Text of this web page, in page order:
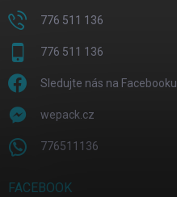
776 511 136
776 511 136
Sledujte nás na Facebooku
wepack.cz
776511136
FACEBOOK